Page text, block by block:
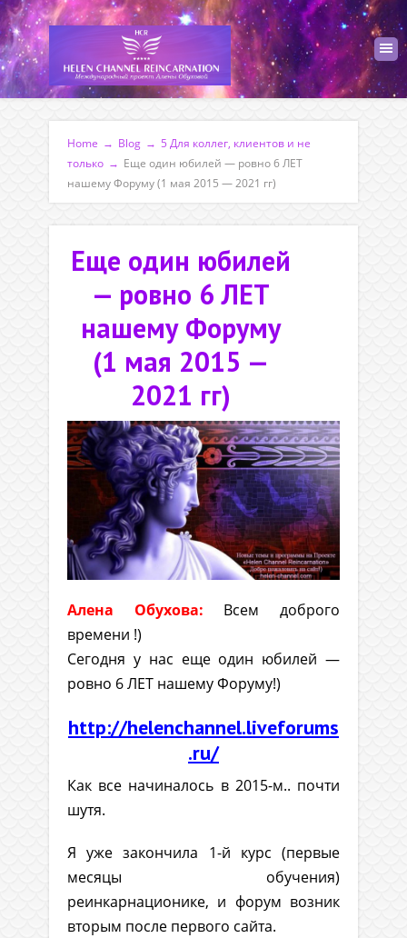
Home → Blog → 5 Для коллег, клиентов и не
только → Еще один юбилей — ровно 6 ЛЕТ
нашему Форуму (1 мая 2015 — 2021 гг)
Еще один юбилей
— ровно 6 ЛЕТ
нашему Форуму
(1 мая 2015 —
2021 гг)
Алена Обухова:
Всем доброго
времени !)
Сегодня у нас еще один юбилей —
ровно 6 ЛЕТ нашему Форуму!)
http://helenchannel.liveforums
.ru/
Как все начиналось в 2015-м.. почти
шутя.
Я уже закончила 1-й курс (первые
месяцы обучения)
реинкарнационике, и форум возник
вторым после первого сайта.